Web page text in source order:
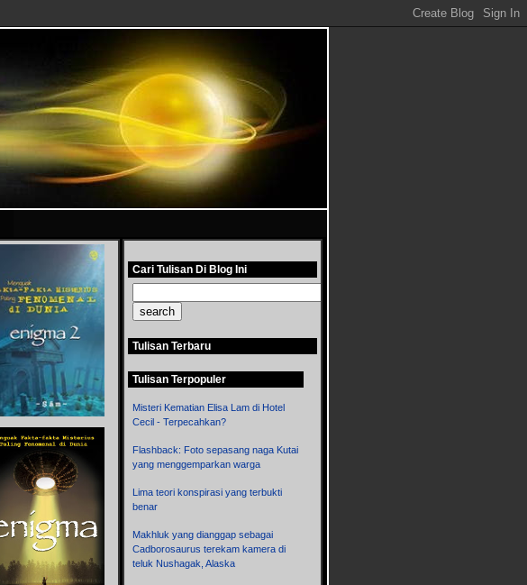
Cari Tulisan Di Blog Ini
Tulisan Terbaru
Tulisan Terpopuler
Misteri Kematian Elisa Lam di Hotel
Cecil - Terpecahkan?
Flashback: Foto sepasang naga Kutai
yang menggemparkan warga
Lima teori konspirasi yang terbukti
benar
Makhluk yang dianggap sebagai
Cadborosaurus terekam kamera di
teluk Nushagak, Alaska